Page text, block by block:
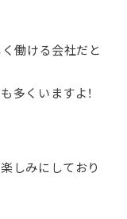
働ける会社だと
多くいますよ！
しみにしており